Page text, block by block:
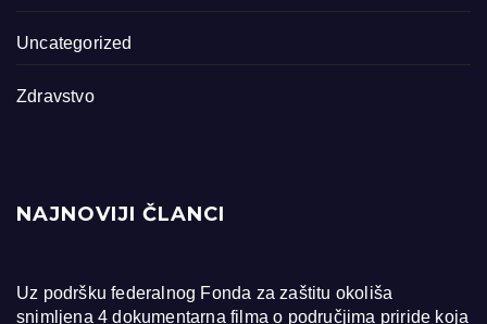
Uncategorized
Zdravstvo
NAJNOVIJI ČLANCI
Uz podršku federalnog Fonda za zaštitu okoliša
snimljena 4 dokumentarna filma o područjima priride koja